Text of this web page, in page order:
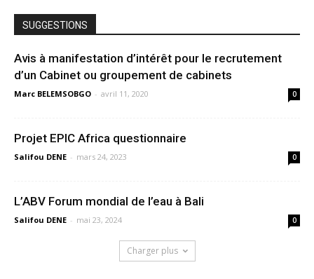
SUGGESTIONS
Avis à manifestation d’intérêt pour le recrutement
d’un Cabinet ou groupement de cabinets
Marc BELEMSOBGO - avril 11, 2020 0
Projet EPIC Africa questionnaire
Salifou DENE - mars 24, 2023 0
L’ABV Forum mondial de l’eau à Bali
Salifou DENE - mai 23, 2024 0
Charger plus